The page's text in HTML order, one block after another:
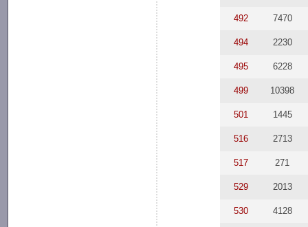
492 7470
494 2230
495 6228
499 10398
501 1445
516 2713
517 271
529 2013
530 4128